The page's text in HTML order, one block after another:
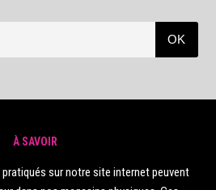
À SAVOIR
sur notre site internet peuvent